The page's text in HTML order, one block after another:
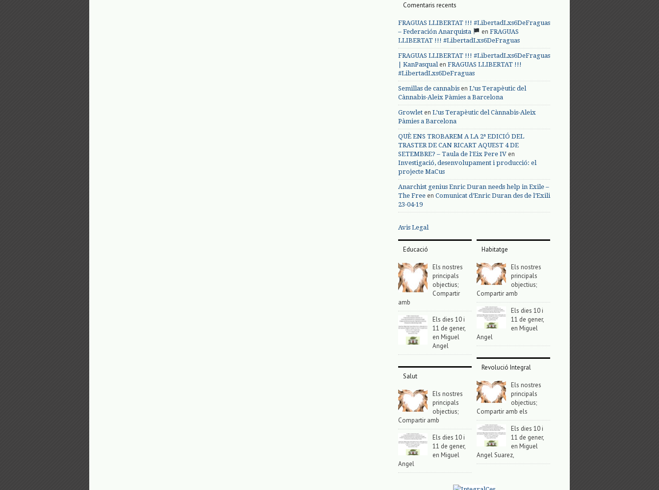
Comentaris recents
FRAGUAS LLIBERTAT !!! #LibertadLxs6DeFraguas
– Federación Anarquista
en FRAGUAS
LLIBERTAT !!! #LibertadLxs6DeFraguas
FRAGUAS LLIBERTAT !!! #LibertadLxs6DeFraguas
| KanPasqualen FRAGUAS LLIBERTAT !!!
#LibertadLxs6DeFraguas
Semillas de cannabis en L’us Terapèutic del
Cànnabis-Aleix Pàmies a Barcelona
Growlet en L’us Terapèutic del Cànnabis-Aleix
Pàmies a Barcelona
QUÈ ENS TROBAREM A LA 2ª EDICIÓ DEL
TRASTER DE CAN RICART AQUEST 4 DE
SETEMBRE? – Taula de l'Eix Pere IV en
Investigació, desenvolupament i producció: el
projecte MaCus
Anarchist genius Enric Duran needs help in Exile –
The Free en Comunicat d’Enric Duran des de l’Exili
23-04-19
Avis Legal
Educació
Els nostres
principals
objectius;
Compartir
amb
Els dies 10 i
11 de gener,
en Miguel
Angel
Salut
Els nostres
principals
objectius;
Compartir amb
Els dies 10 i
11 de gener,
en Miguel
Angel
Habitatge
Els nostres
principals
objectius;
Compartir amb
Els dies 10 i
11 de gener,
en Miguel
Angel
Revolució Integral
Els nostres
principals
objectius;
Compartir amb els
Els dies 10 i
11 de gener,
en Miguel
Angel Suarez,